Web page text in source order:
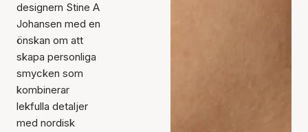
designern Stine A
Johansen med en
önskan om att
skapa personliga
smycken som
kombinerar
lekfulla detaljer
med nordisk